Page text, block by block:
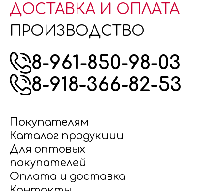
ДОСТАВКА И ОПЛАТА
ПРОИЗВОДСТВО
8-961-850-98-03
8-918-366-82-53
Покупателям
Каталог продукции
Для оптовых
покупателей
Оплата и доставка